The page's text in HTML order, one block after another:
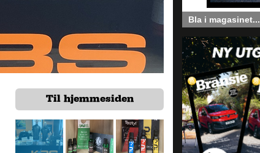
Til hjemmesiden
Bla i magasinet...